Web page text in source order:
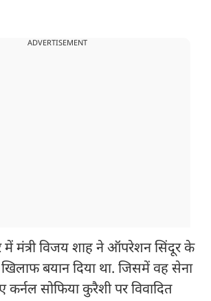
ADVERTISEMENT
में मंत्री विजय शाह ने ऑपरेशन सिंदूर के
खिलाफ बयान दिया था. जिसमें वह सेना
कर्नल सोफिया कुरैशी पर विवादित